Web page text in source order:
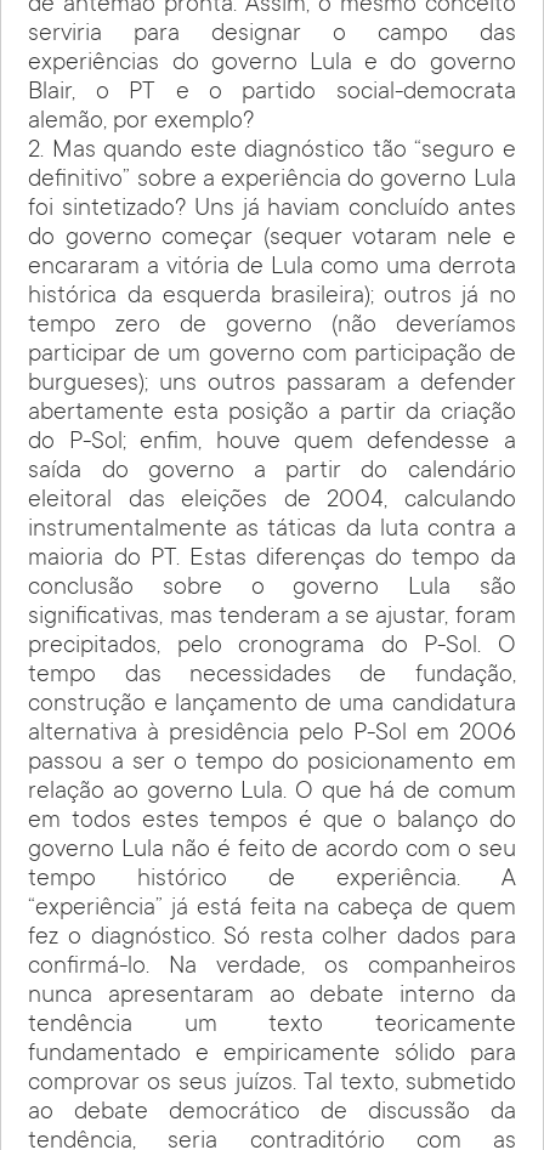
de antemão pronta. Assim, o mesmo conceito
serviria para designar o campo das
experiências do governo Lula e do governo
Blair, o PT e o partido social-democrata
alemão, por exemplo?
2. Mas quando este diagnóstico tão “seguro e
definitivo” sobre a experiência do governo Lula
foi sintetizado? Uns já haviam concluído antes
do governo começar (sequer votaram nele e
encararam a vitória de Lula como uma derrota
histórica da esquerda brasileira); outros já no
tempo zero de governo (não deveríamos
participar de um governo com participação de
burgueses); uns outros passaram a defender
abertamente esta posição a partir da criação
do P-Sol; enfim, houve quem defendesse a
saída do governo a partir do calendário
eleitoral das eleições de 2004, calculando
instrumentalmente as táticas da luta contra a
maioria do PT. Estas diferenças do tempo da
conclusão sobre o governo Lula são
significativas, mas tenderam a se ajustar, foram
precipitados, pelo cronograma do P-Sol. O
tempo das necessidades de fundação,
construção e lançamento de uma candidatura
alternativa à presidência pelo P-Sol em 2006
passou a ser o tempo do posicionamento em
relação ao governo Lula. O que há de comum
em todos estes tempos é que o balanço do
governo Lula não é feito de acordo com o seu
tempo histórico de experiência. A
“experiência” já está feita na cabeça de quem
fez o diagnóstico. Só resta colher dados para
confirmá-lo. Na verdade, os companheiros
nunca apresentaram ao debate interno da
tendência um texto teoricamente
fundamentado e empiricamente sólido para
comprovar os seus juízos. Tal texto, submetido
ao debate democrático de discussão da
tendência, seria contraditório com as